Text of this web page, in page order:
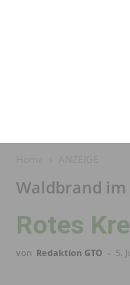
Waldbrand im
Rotes
von Redaktion GTO - 5.